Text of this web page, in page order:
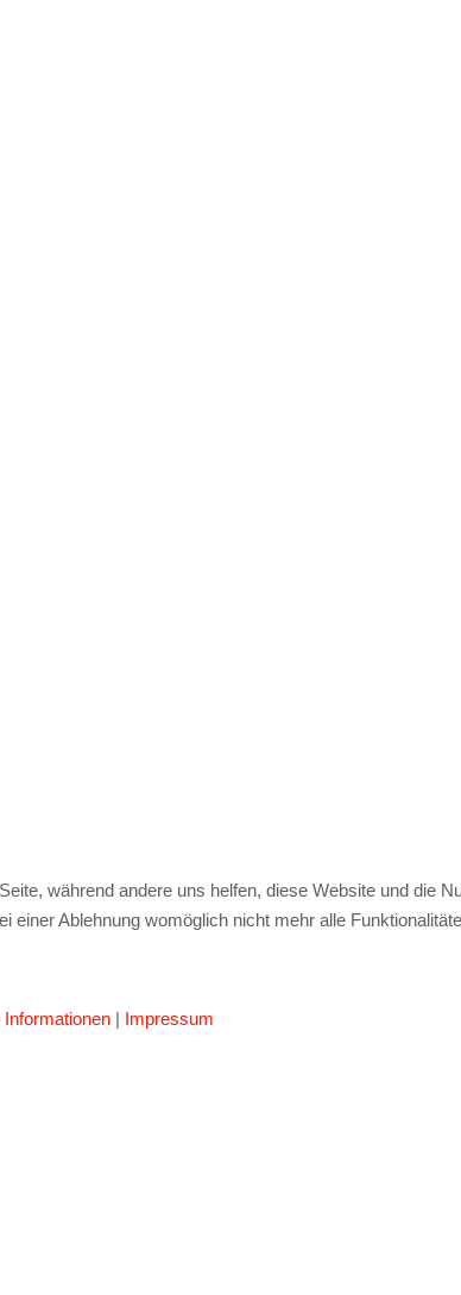
während andere uns helfen, diese Website und die
Ablehnung womöglich nicht mehr alle
Informationen | Impressum